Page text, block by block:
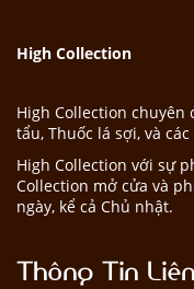
High Collection
High Collection chuyên
tẩu, Thuốc lá sợi, và
High Collection với sự
Collection mở cửa và
ngày, kể cả Chủ nhật.
Thông Tin